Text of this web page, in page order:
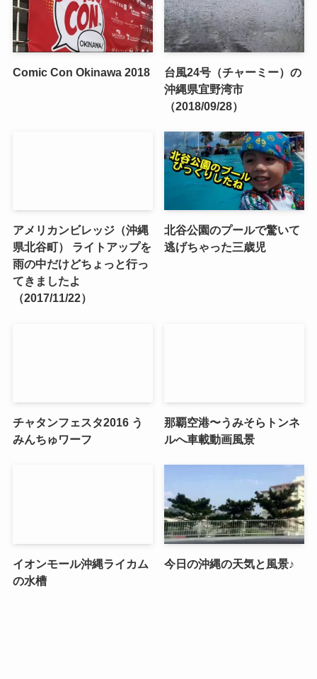
Comic Con Okinawa 2018
台風24号（チャーミー）の
沖縄県宜野湾市
（2018/09/28）
アメリカンビレッジ（沖縄
県北谷町） ライトアップを
雨の中だけどちょっと行っ
てきましたよ
（2017/11/22）
北谷公園のプールで驚いて
逃げちゃった三歳児
チャタンフェスタ2016 う
みんちゅワーフ
那覇空港〜うみそらトンネ
ルへ車載動画風景
イオンモール沖縄ライカム
の水槽
今日の沖縄の天気と風景♪